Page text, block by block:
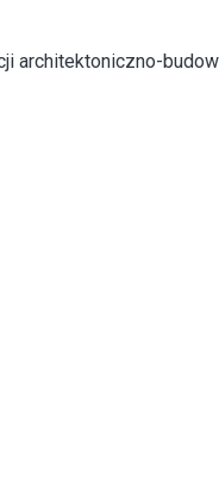
architektoniczno-